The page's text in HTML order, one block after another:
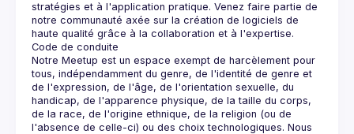
stratégies et à l'application pratique. Venez faire partie de
notre communauté axée sur la création de logiciels de
Notre Meetup est un espace exempt de harcèlement pour
tous, indépendamment du genre, de l'identité de genre et
de l'expression, de l'âge, de l'orientation sexuelle, du
handicap, de l'apparence physique, de la taille du corps,
de la race, de l'origine ethnique, de la religion (ou de
l'absence de celle-ci) ou des choix technologiques. Nous